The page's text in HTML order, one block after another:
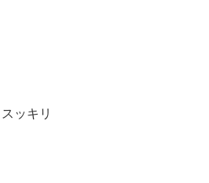
スッキリ